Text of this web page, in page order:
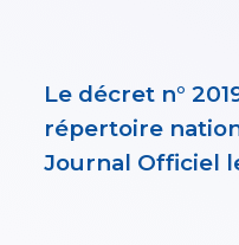
Le décret n°
répertoire
Journal Officiel